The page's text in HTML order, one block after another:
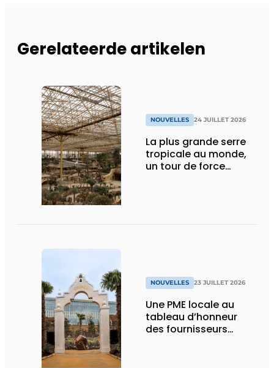
Gerelateerde artikelen
NOUVELLES 24 JUILLET 2026
La plus grande serre
tropicale au monde,
un tour de force
NOUVELLES 23 JUILLET 2026
Une PME locale au
tableau d’honneur
des fournisseurs